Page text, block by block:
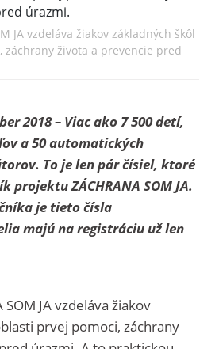
JA vzdeláva žiakov základných škôl
života a prevencie pred
2018 – Viac ako 7 500 detí,
a 50 automatických
To je len pár čísiel, ktoré
projektu ZÁCHRANA SOM JA.
je tieto čísla
majú na registráciu už len
JA vzdeláva žiakov
prvej pomoci, záchrany